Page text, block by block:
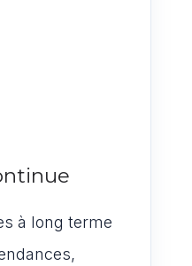
à long terme